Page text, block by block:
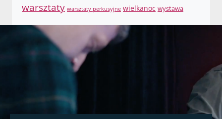
warsztaty warsztaty perkusyjne wielkanoc wystawa